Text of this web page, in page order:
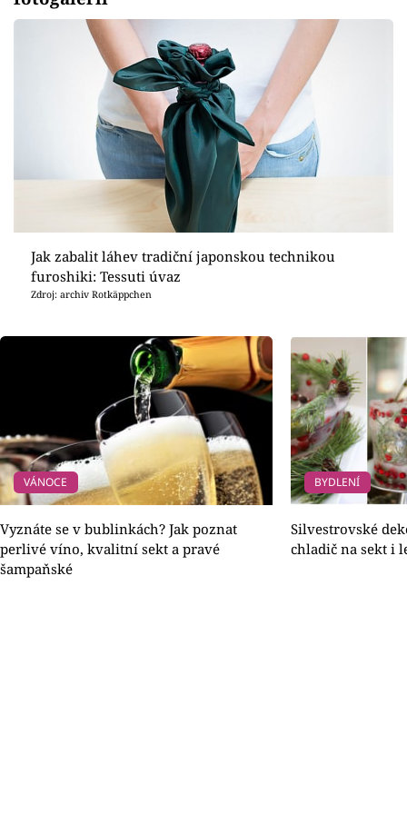
Jak zabalit láhev tradiční japonskou technikou
furoshiki: Tessuti úvaz
Zdroj: archiv Rotkäppchen
VÁNOCE
Vyznáte se v bublinkách? Jak poznat
perlivé víno, kvalitní sekt a pravé
šampaňské
BYDLENÍ
Silvestrovské
chladič na sekt i